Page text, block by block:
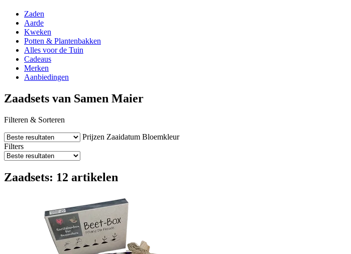
Zaden
Aarde
Kweken
Potten & Plantenbakken
Alles voor de Tuin
Cadeaus
Merken
Aanbiedingen
Zaadsets van Samen Maier
Filteren & Sorteren
Prijzen Zaaidatum Bloemkleur
Filters
Zaadsets: 12 artikelen